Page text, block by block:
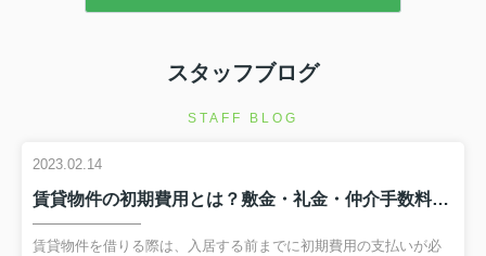
スタッフブログ
STAFF BLOG
2023.02.14
賃貸物件の初期費用とは？敷金・礼金・仲介手数料について解説！
賃貸物件を借りる際は、入居する前までに初期費用の支払いが必